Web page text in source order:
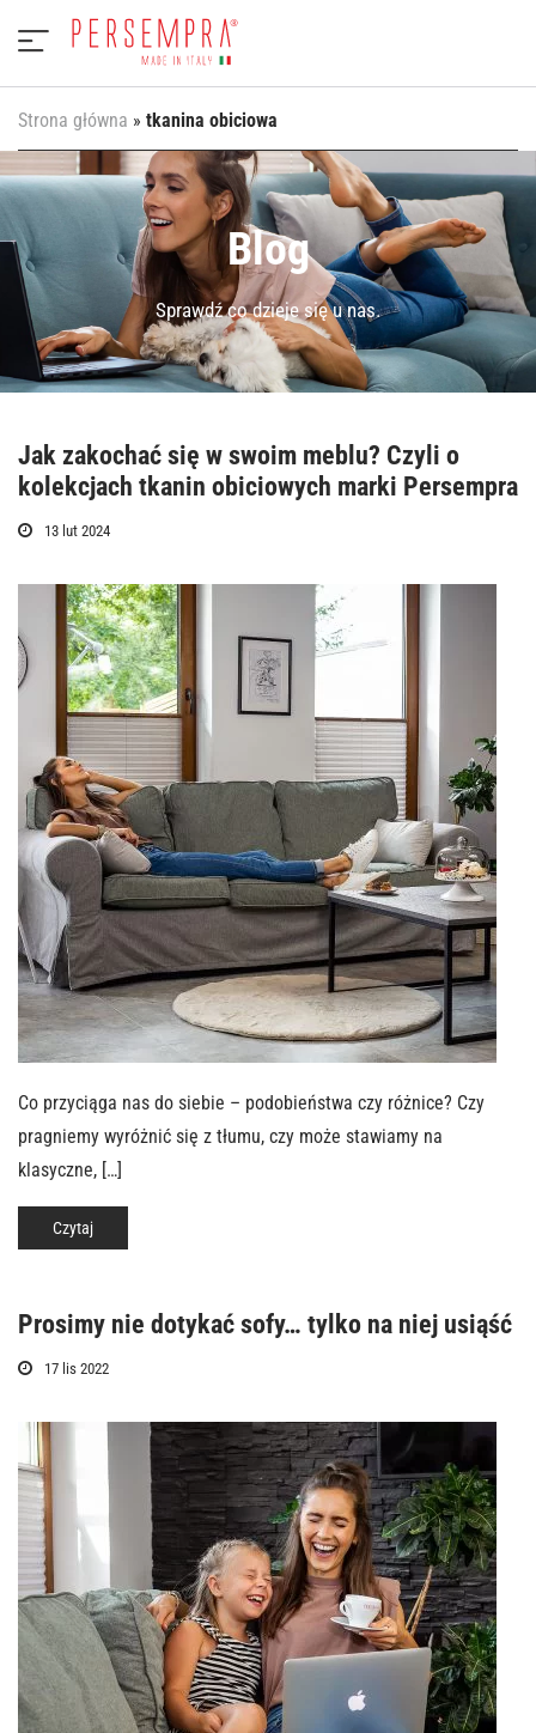
Strona główna » tkanina obiciowa
Blog
Sprawdź co dzieje się u nas.
Jak zakochać się w swoim meblu? Czyli o
kolekcjach tkanin obiciowych marki Persempra
13 lut 2024
Co przyciąga nas do siebie – podobieństwa czy różnice? Czy
pragniemy wyróżnić się z tłumu, czy może stawiamy na
klasyczne, […]
Czytaj
Prosimy nie dotykać sofy… tylko na niej usiąść
17 lis 2022